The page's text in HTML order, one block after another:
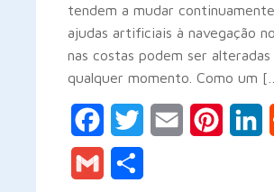
tendem a mudar
ajudas artificiais à navegação
nas costas podem ser alteradas
qualquer momento. Como um
FacebookTwitter Email
Gmail